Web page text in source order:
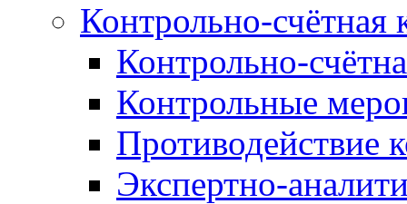
Контрольно-счётная
Контрольно-
Контрольные
Противодействие
Экспертно-